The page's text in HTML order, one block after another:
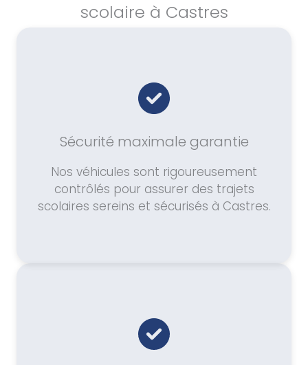
scolaire à Castres
Sécurité maximale garantie
Nos véhicules sont rigoureusement
contrôlés pour assurer des trajets
scolaires sereins et sécurisés à Castres.